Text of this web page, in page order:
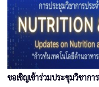
ขอเชิญเข้าร่วมประชุมวิชาก